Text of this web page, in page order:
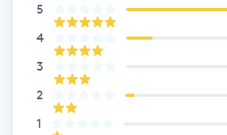
Brynfärgning
Brynplockning
Bröllopsuppsättning
5
4
3
2
1